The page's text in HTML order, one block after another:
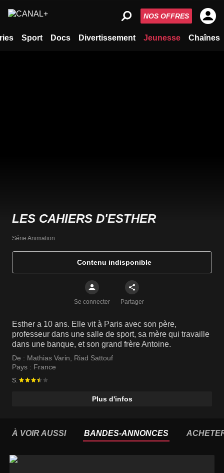
Sport Docs Divertissement Jeunesse Chaînes
NOS OFFRES
LES CAHIERS D'ESTHER
Série Animation
Contenu indisponible
Se connecter Partager
Esther a 10 ans. Elle vit à Paris avec son père,
professeur dans une salle de sport, sa mère qui travaille
dans une banque, et son grand frère Antoine.
De : Mathias Varin
Riad Sattouf
Pays : France
S.
Plus d'infos
À VOIR AUSSI BANDES-ANNONCES